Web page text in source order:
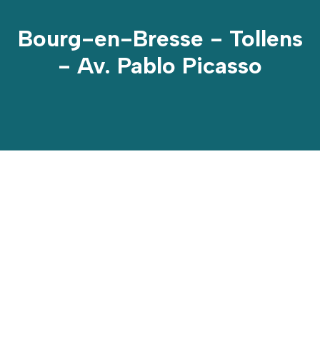
Bourg-en-Bresse - Tollens
- Av. Pablo Picasso